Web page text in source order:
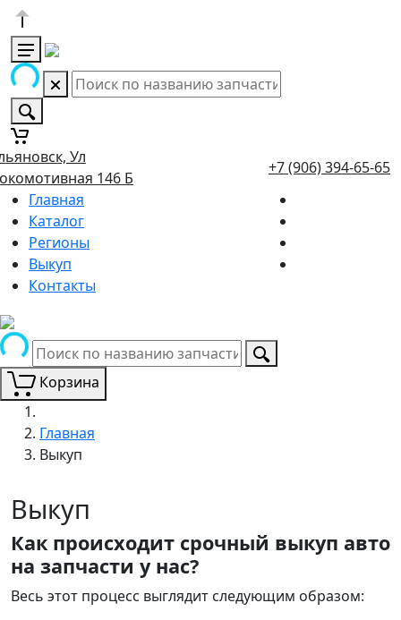
Ул
146 Б
+7 (906) 394-65-65
Главная
Каталог
Регионы
Выкуп
Контакты
Корзина
Главная
Выкуп
Выкуп
Как происходит срочный выкуп авто
на запчасти у нас?
Весь этот процесс выглядит следующим образом: